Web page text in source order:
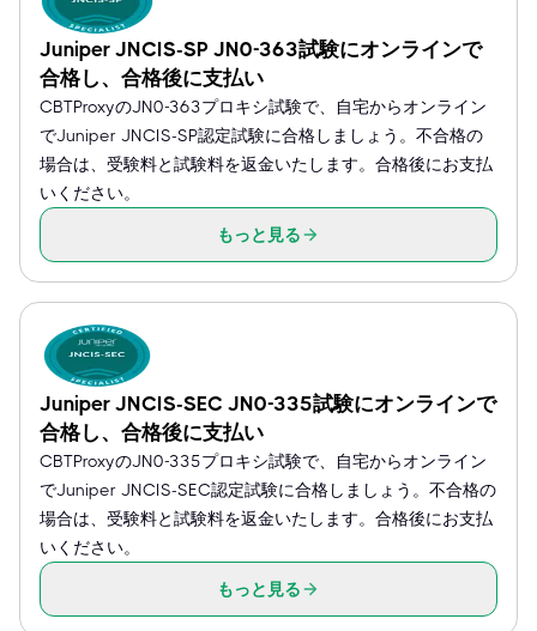
Juniper JNCIS-SP JN0-363試験にオンラインで
合格し、合格後に支払い
CBTProxyのJN0-363プロキシ試験で、自宅からオンライン
でJuniper JNCIS-SP認定試験に合格しましょう。不合格の
場合は、受験料と試験料を返金いたします。合格後にお支払
いください。
もっと見る
Juniper JNCIS-SEC JN0-335試験にオンラインで
合格し、合格後に支払い
CBTProxyのJN0-335プロキシ試験で、自宅からオンライン
でJuniper JNCIS-SEC認定試験に合格しましょう。不合格の
場合は、受験料と試験料を返金いたします。合格後にお支払
いください。
もっと見る